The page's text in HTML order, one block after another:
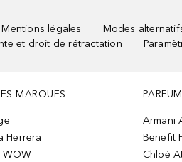
Mentions légales
Modes
et droit de rétractation
MARQUES
Herrera
WOW
Armani
Benefit
Chloé